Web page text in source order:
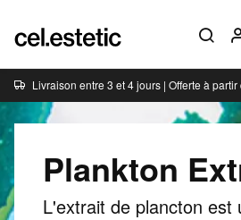
Livraison entre 3 et 4 jours | Offerte à
Plankton
L'extrait de plancton est